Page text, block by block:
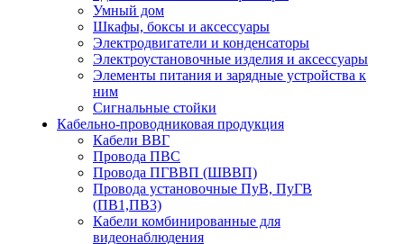
Умный дом
Шкафы, боксы и аксессуары
Электродвигатели и конденсаторы
Электроустановочные изделия и аксессуары
Элементы питания и зарядные устройства к
ним
Сигнальные стойки
Кабельно-проводниковая продукция
Кабели ВВГ
Провода ПВС
Провода ПГВВП (ШВВП)
Провода установочные ПуВ, ПуГВ
(ПВ1,ПВ3)
Кабели комбинированные для
видеонаблюдения